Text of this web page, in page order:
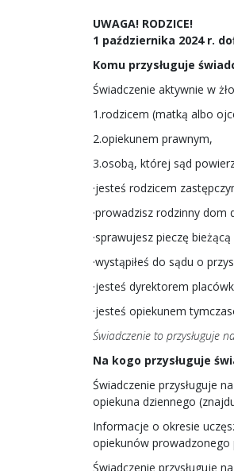
UWAGA! RODZICE!
1 października 2024 r.
Komu przysługuje
Świadczenie aktywnie w
1.rodzicem (matką albo
2.opiekunem prawnym,
3.osobą, której sąd
·jesteś rodzicem
·prowadzisz rodzinny dom
·sprawujesz pieczę
·wystąpiłeś do sądu o
·jesteś dyrektorem
·jesteś opiekunem
Świadczenie to przysługuje
Na kogo przysługuje
Świadczenie przysługuje
opiekuna dziennego
Informacje o okresie
opiekunów prowadzonego
Świadczenie przysługuje